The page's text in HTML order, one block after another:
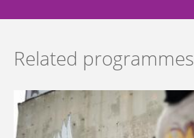
Related programmes